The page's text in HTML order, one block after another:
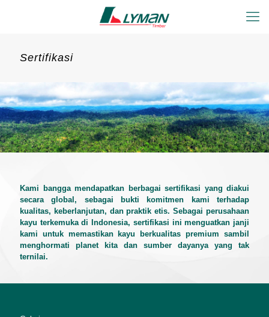
Sertifikasi
Kami bangga mendapatkan berbagai sertifikasi yang diakui
secara global, sebagai bukti komitmen kami terhadap
kualitas, keberlanjutan, dan praktik etis. Sebagai perusahaan
kayu terkemuka di Indonesia, sertifikasi ini menguatkan janji
kami untuk memastikan kayu berkualitas premium sambil
menghormati planet kita dan sumber dayanya yang tak
ternilai.